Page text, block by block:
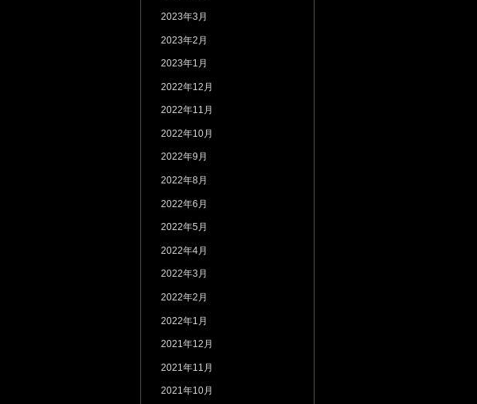
2023年3月
2023年2月
2023年1月
2022年12月
2022年11月
2022年10月
2022年9月
2022年8月
2022年6月
2022年5月
2022年4月
2022年3月
2022年2月
2022年1月
2021年12月
2021年11月
2021年10月